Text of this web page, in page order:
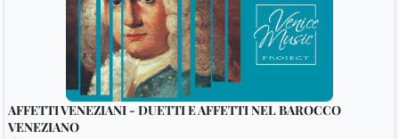
AFFETTI VENEZIANI - DUETTI E AFFETTI NEL BAROCCO
VENEZIANO